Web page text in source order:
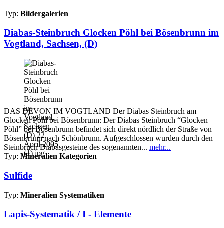
Typ: Bildergalerien
Diabas-Steinbruch Glocken Pöhl bei Bösenbrunn im
Vogtland, Sachsen, (D)
DAS DEVON IM VOGTLAND Der Diabas Steinbruch am
Glocken Pöhl bei Bösenbrunn: Der Diabas Steinbruch “Glocken
Pöhl” bei Bösenbrunn befindet sich direkt nördlich der Straße von
Bösenbrunn nach Schönbrunn. Aufgeschlossen wurden durch den
Steinbruch Diabasgesteine des sogenannten... mehr...
Typ: Mineralien Kategorien
Sulfide
Typ: Mineralien Systematiken
Lapis-Systematik / I - Elemente